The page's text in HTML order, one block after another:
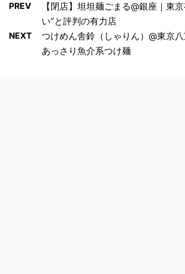
PREV
【閉店】坦坦麺ごまる@銀座｜東
い”と評判の有力店
NEXT
つけめん舎鈴（しゃりん）@東京
あっさり魚介系つけ麺